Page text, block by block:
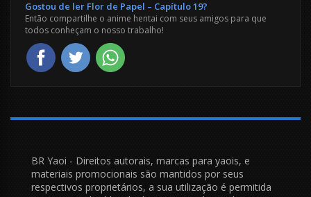
Gostou de ler Flor de Papel – Capítulo 19?
Então compartilhe o anime hentai com seus amigos para que
todos conheçam o nosso trabalho!
BR Yaoi - Direitos autorais, marcas para yaois, e
materiais promocionais são mantidos por seus
respectivos proprietários, a sua utilização é permitida